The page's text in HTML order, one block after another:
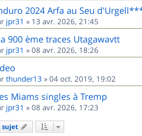
2024 Arfa au Seu
jpr31 » 13 avr. 2026, 21:45
900 ème traces Utagawavtt
jpr31 » 08 avr. 2026, 18:26
thunder13 » 04 oct. 2019, 19:02
Miams singles à Tremp
jpr31 » 08 avr. 2026, 17:23
sujet